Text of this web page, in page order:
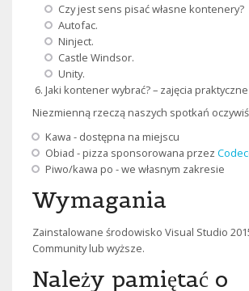
Czy jest sens pisać własne kontenery?
Autofac.
Ninject.
Castle Windsor.
Unity.
Jaki kontener wybrać? – zajęcia praktyczne
Niezmienną rzeczą naszych spotkań
Kawa - dostępna na miejscu
Obiad - pizza sponsorowana przez
Piwo/kawa po - we własnym zakresie
Wymagania
Zainstalowane środowisko Visual Studio
Community lub wyższe.
Należy pamiętać o